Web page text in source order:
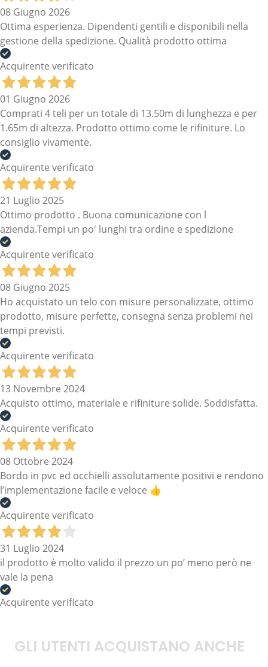
08 Giugno 2026
Ottima esperienza. Dipendenti gentili e disponibili nella
gestione della spedizione. Qualità prodotto ottima
Acquirente verificato
01 Giugno 2026
Comprati 4 teli per un totale di 13.50m di lunghezza e per
1.65m di altezza. Prodotto ottimo come le rifiniture. Lo
consiglio vivamente.
Acquirente verificato
21 Luglio 2025
Ottimo prodotto . Buona comunicazione con l
azienda.Tempi un po' lunghi tra ordine e spedizione
Acquirente verificato
08 Giugno 2025
Ho acquistato un telo con misure personalizzate, ottimo
prodotto, misure perfette, consegna senza problemi nei
tempi previsti.
Acquirente verificato
13 Novembre 2024
Acquisto ottimo, materiale e rifiniture solide. Soddisfatta.
Acquirente verificato
08 Ottobre 2024
Bordo in pvc ed occhielli assolutamente positivi e rendono
l’implementazione facile e veloce 👍
Acquirente verificato
31 Luglio 2024
il prodotto è molto valido il prezzo un po’ meno però ne
vale la pena
Acquirente verificato
GLI UTENTI ACQUISTANO ANCHE